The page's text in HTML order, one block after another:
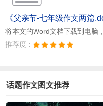
《父亲节-七年级作文两篇
将本文的Word文档下载到电脑
推荐度：
话题作文图文推荐